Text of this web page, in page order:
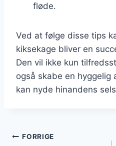
fløde.
Ved at følge disse tips
kiksekage bliver en
Den vil ikke kun
også skabe en
kan nyde hinandens
FORRIGE